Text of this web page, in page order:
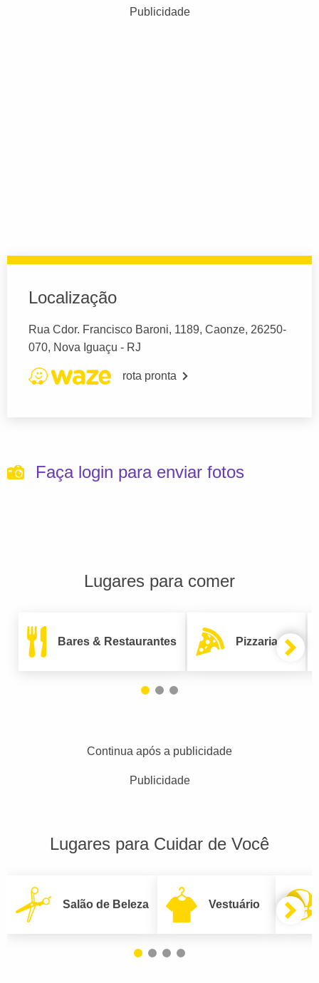
Publicidade
Localização
Rua Cdor. Francisco Baroni, 1189, Caonze, 26250-
070, Nova Iguaçu - RJ
rota pronta
Faça login para enviar fotos
Lugares para comer
Bares & Restaurantes Pizzarias
Continua após a publicidade
Publicidade
Lugares para Cuidar de Você
Salão de Beleza Vestuário